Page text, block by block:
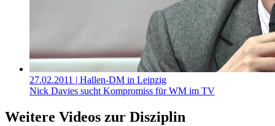
27.02.2011 | Hallen-DM in Leipzig
Nick Davies sucht Kompromiss für WM im TV
Weitere Videos zur Disziplin